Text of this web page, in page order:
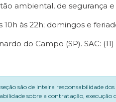
ambiental, de segurança
às 22h; domingos e
do Campo (SP). SAC: (11)
são de inteira responsabilidade
sobre a contratação, execução